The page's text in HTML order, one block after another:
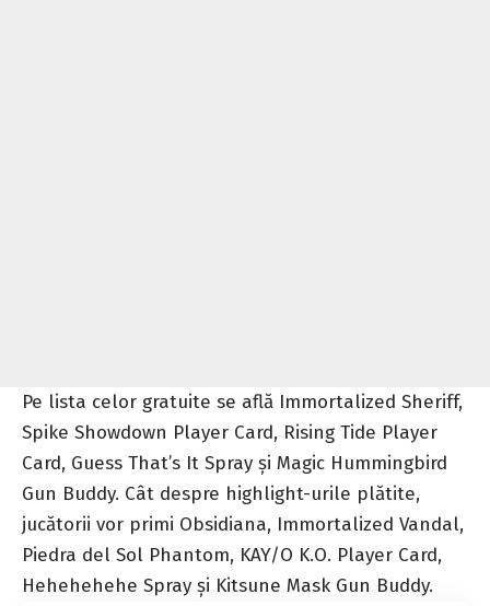
Pe lista celor gratuite se află Immortalized Sheriff,
Spike Showdown Player Card, Rising Tide Player
Card, Guess That’s It Spray și Magic Hummingbird
Gun Buddy. Cât despre highlight-urile plătite,
jucătorii vor primi Obsidiana, Immortalized Vandal,
Piedra del Sol Phantom, KAY/O K.O. Player Card,
Hehehehehe Spray și Kitsune Mask Gun Buddy.